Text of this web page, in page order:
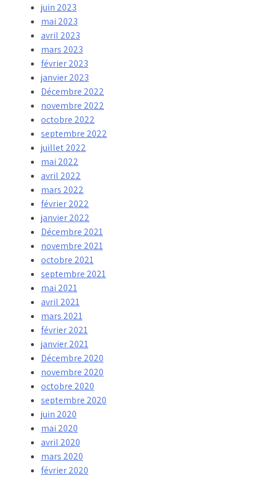
juin 2023
mai 2023
avril 2023
mars 2023
février 2023
janvier 2023
Décembre 2022
novembre 2022
octobre 2022
septembre 2022
juillet 2022
mai 2022
avril 2022
mars 2022
février 2022
janvier 2022
Décembre 2021
novembre 2021
octobre 2021
septembre 2021
mai 2021
avril 2021
mars 2021
février 2021
janvier 2021
Décembre 2020
novembre 2020
octobre 2020
septembre 2020
juin 2020
mai 2020
avril 2020
mars 2020
février 2020